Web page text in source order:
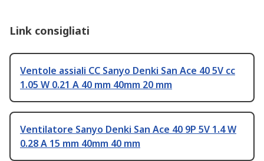
Link consigliati
Ventole assiali CC Sanyo Denki San Ace 40 5V cc
1.05 W 0.21 A 40 mm 40mm 20 mm
Ventilatore Sanyo Denki San Ace 40 9P 5V 1.4 W
0.28 A 15 mm 40mm 40 mm